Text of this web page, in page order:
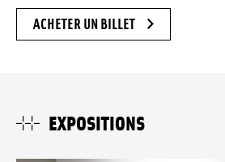
ACHETER UN BILLET
EXPOSITIONS